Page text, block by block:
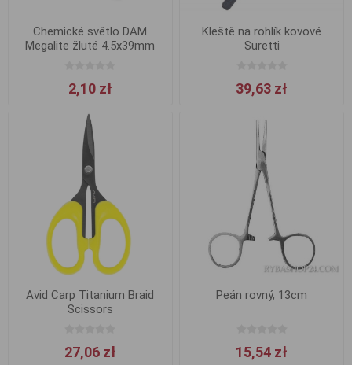
Chemické světlo DAM
Megalite žluté 4.5x39mm
2,10 zł
Kleště na rohlík kovové
Suretti
39,63 zł
Avid Carp Titanium Braid
Scissors
27,06 zł
Peán rovný, 13cm
15,54 zł